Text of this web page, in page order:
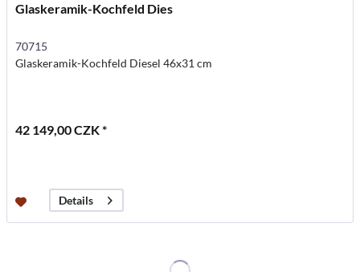
Glaskeramik-Kochfeld Dies
70715
Glaskeramik-Kochfeld Diesel 46x31 cm
42 149,00 CZK *
Details